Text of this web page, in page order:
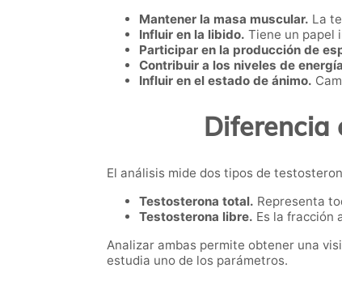
Mantener la masa muscular. La
Influir en la libido. Tiene un papel
Participar en la producción de
Contribuir a los niveles de
Influir en el estado de ánimo.
El análisis mide dos tipos de
Testosterona total. Representa
Testosterona libre. Es la fracción
Analizar ambas permite obtener una
estudia uno de los parámetros.